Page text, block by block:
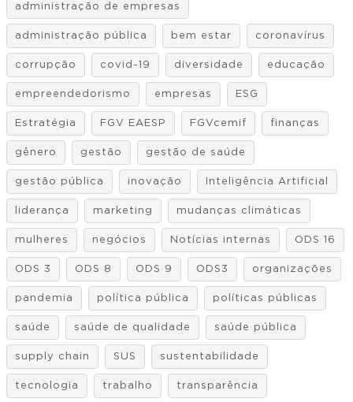
administração de empresas
administração pública bem estar coronavírus
corrupção covid-19 diversidade educação
empreendedorismo empresas ESG
Estratégia FGV EAESP FGVcemif finanças
gênero gestão gestão de saúde
gestão pública inovação Inteligência Artificial
liderança marketing mudanças climáticas
mulheres negócios Notícias internas ODS 16
ODS 3 ODS 8 ODS 9 ODS3 organizações
pandemia política pública políticas públicas
saúde saúde de qualidade saúde pública
supply chain SUS sustentabilidade
tecnologia trabalho transparência